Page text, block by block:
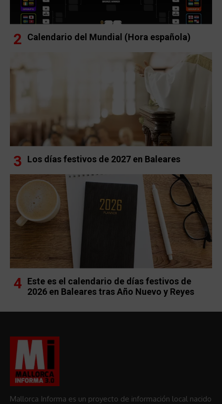
Calendario del Mundial (Hora española)
Los días festivos de 2027 en Baleares
Este es el calendario de días festivos de
2026 en Baleares tras Año Nuevo y Reyes
Mallorca Informa es un proyecto de información local nacido